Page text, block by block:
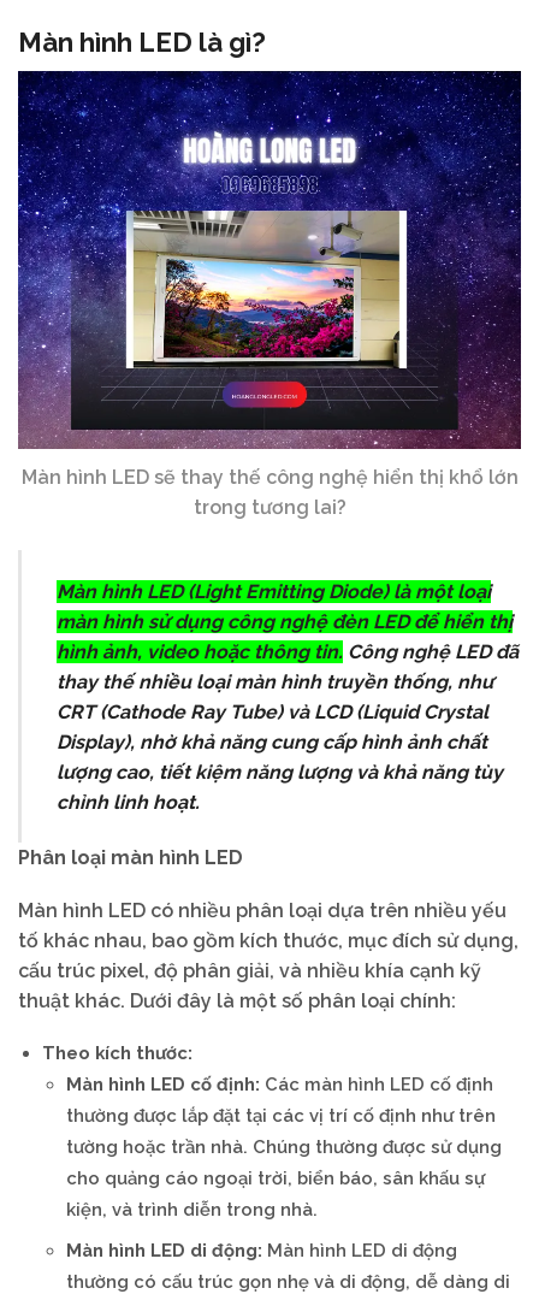
Màn hình LED là gì?
Màn hình LED sẽ thay thế công nghệ hiển thị khổ lớn
trong tương lai?
Màn hình LED (Light Emitting Diode) là một loại
màn hình sử dụng công nghệ đèn LED để hiển thị
hình ảnh, video hoặc thông tin. Công nghệ LED đã
thay thế nhiều loại màn hình truyền thống, như
CRT (Cathode Ray Tube) và LCD (Liquid Crystal
Display), nhờ khả năng cung cấp hình ảnh chất
lượng cao, tiết kiệm năng lượng và khả năng tùy
chỉnh linh hoạt.
Phân loại màn hình LED
Màn hình LED có nhiều phân loại dựa trên nhiều yếu
tố khác nhau, bao gồm kích thước, mục đích sử dụng,
cấu trúc pixel, độ phân giải, và nhiều khía cạnh kỹ
thuật khác. Dưới đây là một số phân loại chính:
Theo kích thước:
Màn hình LED cố định: Các màn hình LED cố định
thường được lắp đặt tại các vị trí cố định như trên
tường hoặc trần nhà. Chúng thường được sử dụng
cho quảng cáo ngoại trời, biển báo, sân khấu sự
kiện, và trình diễn trong nhà.
Màn hình LED di động: Màn hình LED di động
thường có cấu trúc gọn nhẹ và di động, dễ dàng di